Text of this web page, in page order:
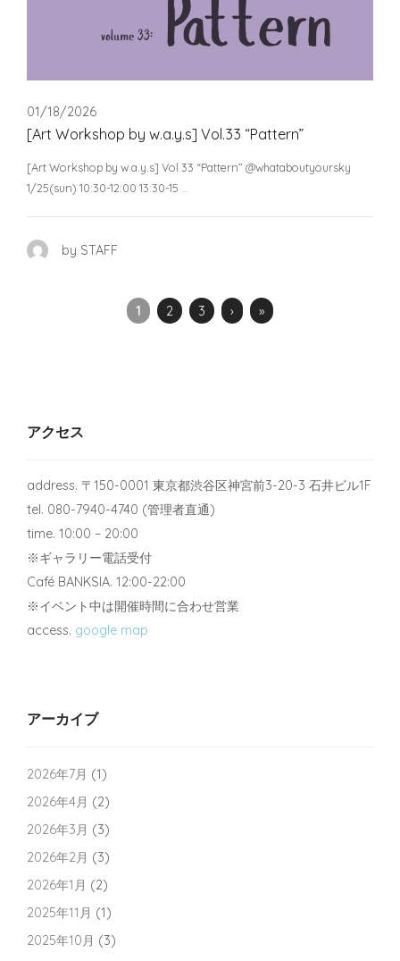
01/18/2026
[Art Workshop by w.a.y.s] Vol.33 “Pattern”
[Art Workshop by w.a.y.s] Vol.33 “Pattern” @whataboutyoursky
1/25(sun) 10:30-12:00 13:30-15 …
by STAFF
1 2 3 › »
アクセス
address. 〒150-0001 東京都渋谷区神宮前3-20-3 石井ビル1F
tel. 080-7940-4740 (管理者直通)
time. 10:00 – 20:00
※ギャラリー電話受付
Café BANKSIA. 12:00-22:00
※イベント中は開催時間に合わせ営業
access. google map
アーカイブ
2026年7月 (1)
2026年4月 (2)
2026年3月 (3)
2026年2月 (3)
2026年1月 (2)
2025年11月 (1)
2025年10月 (3)